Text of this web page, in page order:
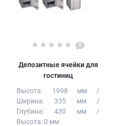
0
Депозитные ячейки для
гостиниц
Высота:
1998 мм
Ширина:
335 мм
Глубина:
430 мм
Высота:0 мм